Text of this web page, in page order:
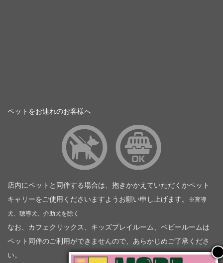
ペットをお連れのお客様へ
店内にペットと同伴する場合は、抱きかかえていただくかペット
キャリーをご使用くださいますようお願い申し上げます。
※盲導
犬、聴導犬、介助犬を除く
なお、カフェクリックス、キッズプレイルーム、ベビールームは
ペット同伴のご利用ができませんので、あらかじめご了承くださ
い。